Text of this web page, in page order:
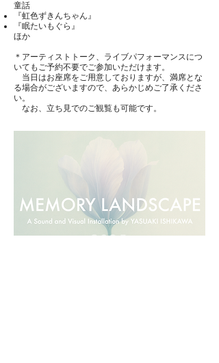
童話
『虹色ずきんちゃん』
『眠たいもぐら』
ほか
＊アーティストトーク、ライブパフォーマンスにつ
いてもご予約不要でご参加いただけます。
当日はお座席をご用意しておりますが、満席とな
る場合がございますので、あらかじめご了承くださ
い。
なお、立ち見でのご観覧も可能です。